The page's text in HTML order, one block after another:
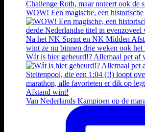
WOW! Een magische, een
Wát is hier gebeurd!? Allemaal pet af
Van Nederlands Kampioen op de